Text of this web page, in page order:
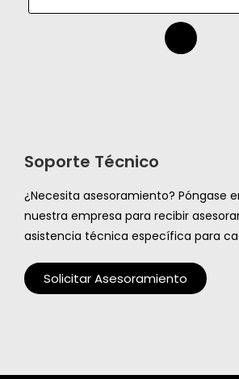
Soporte Técnico
¿Necesita asesoramiento? Póngase
nuestra empresa para recibir
asistencia técnica específica para
Solicitar Asesoramiento